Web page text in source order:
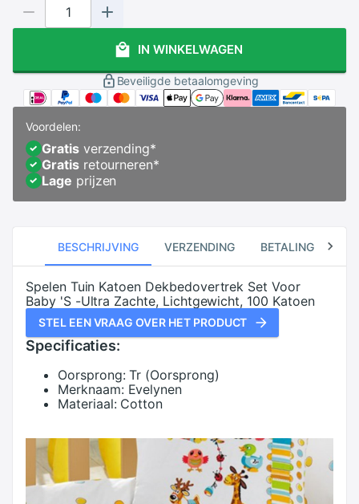
IN WINKELWAGEN
Beveiligde betaalomgeving
Voordelen:
Gratisverzending*
Gratisretourneren*
Lage prijzen
BESCHRIJVING VERZENDING BETALING
Spelen Tuin Katoen Dekbedovertrek Set Voor
Baby 'S -Ultra Zachte, Lichtgewicht, 100 Katoen
STEL EEN VRAAG OVER HET PRODUCT
Specificaties:
Oorsprong: Tr (Oorsprong)
Merknaam: Evelynen
Materiaal: Cotton